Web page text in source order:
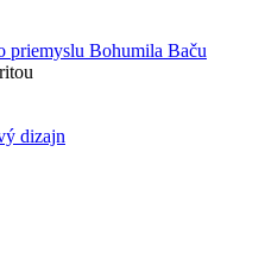
priemyslu Bohumila Baču
dizajn